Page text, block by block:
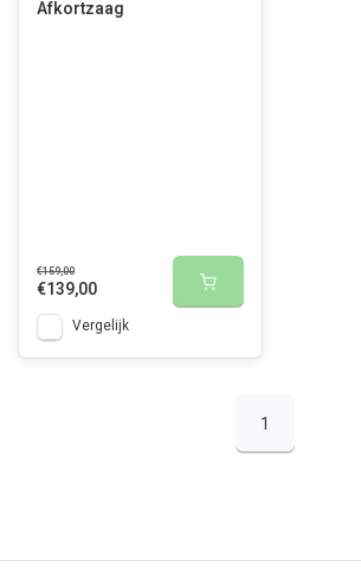
Afkortzaag
€159,00
€139,00
Vergelijk
1